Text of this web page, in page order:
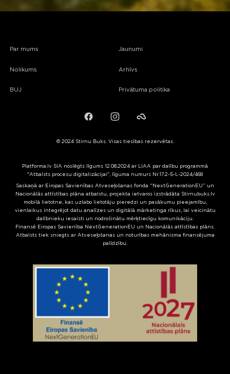
Par mums
Nolikums
BUJ
Jaunumi
Arhīvs
Privātuma politika
FacebookInstagramFailiem.lv
© 2024 Stirnu Buks. Visas tiesības rezervētas.
Platforma.lv SIA noslēgts līgums 12.08.2024 ar LIAA par dalību programmā
"Atbalsts procesu digitalizācijai", līguma numurs Nr.17.2-5-L-2024/468
Saskaņā ar Eiropas Savienības Atveseļošanas fonda “NextGenerationEU” un
Nacionālās attīstības plāna atbalstu, projekta ietvaros izstrādāta Stirnubuks.lv
mobilā lietotne, kas uzlabo lietotāju pieredzi un pasākumu pieejamību,
vienlaikus integrējot datu analīzes un digitālā mārketinga rīkus, lai veicinātu
dalībnieku iesaisti un nodrošinātu mērķtiecīgu komunikāciju.
Finansē Eiropas Savienība NextGenerationEU un Nacionālās attīstības plāns.
Atbalsts tiek sniegts ar Atveseļošanas un noturības mehānisma finansējuma
palīdzību.